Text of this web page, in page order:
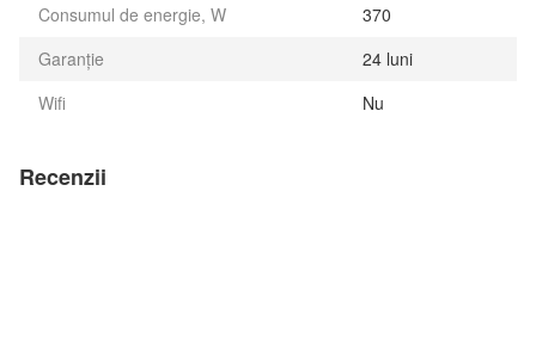
Consumul de energie, W
370
Garanție
24 luni
Wifi
Nu
Recenzii